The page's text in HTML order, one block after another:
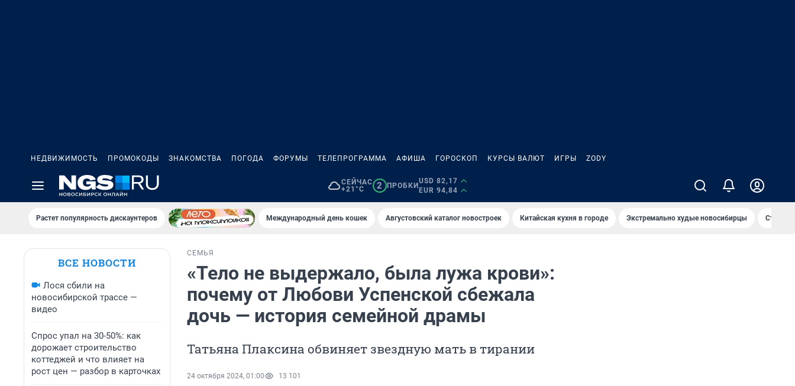
НЕДВИЖИМОСТЬ ПРОМОКОДЫ ЗНАКОМСТВА ПОГОДА ФОРУМЫ ТЕЛЕПРОГРАММА АФИША ГОРОСКОП КУРСЫ ВАЛЮТ ИГРЫ ZODY
СЕЙЧАС
+21°C
2 ПРОБКИ
USD 82,17
EUR 94,84
Растет популярность дискаунтеров Международный день кошек Августовский каталог новостроек Китайская кухня в городе Экстремально худые новосибирцы Старт
ВСЕ НОВОСТИ
Лося сбили на
новосибирской трассе —
видео
Спрос упал на 30-50%: как
дорожает строительство
коттеджей и что влияет на
рост цен — разбор в карточках
СЕМЬЯ
«Тело не выдержало, была лужа крови»:
почему от Любови Успенской сбежала
дочь — история семейной драмы
Татьяна Плаксина обвиняет звездную мать в тирании
24 октября 2024, 01:00 13 101